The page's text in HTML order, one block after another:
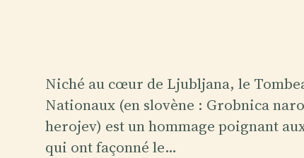
Niché au cœur de Ljubljana, le
Nationaux (en slovène : Grobnica
herojev) est un hommage poignant
qui ont façonné le…